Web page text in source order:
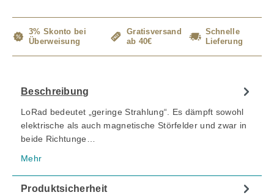
3% Skonto bei
Überweisung
Gratisversand
ab 40€
Schnelle
Lieferung
Beschreibung
LoRad bedeutet „geringe Strahlung“. Es dämpft sowohl
elektrische als auch magnetische Störfelder und zwar in
beide Richtunge…
Mehr
Produktsicherheit